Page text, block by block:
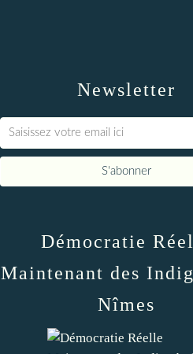
Newsletter
Démocratie
Maintenant des
Nîmes